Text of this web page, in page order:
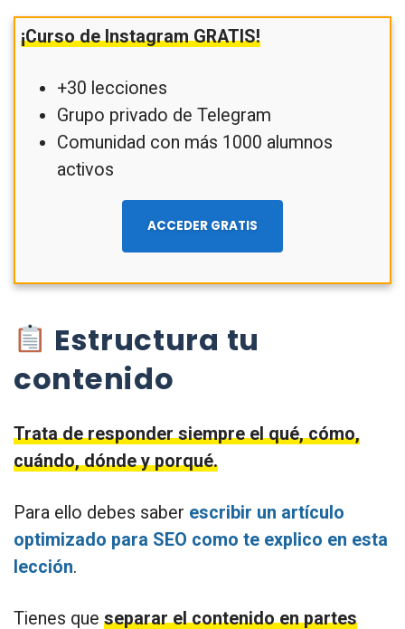
¡Curso de Instagram GRATIS!
+30 lecciones
Grupo privado de Telegram
Comunidad con más 1000 alumnos
activos
ACCEDER GRATIS
Estructura tu
contenido
Trata de responder siempre el qué, cómo,
cuándo, dónde y porqué.
Para ello debes saber escribir un artículo
optimizado para SEO como te explico en esta
lección.
Tienes que separar el contenido en partes